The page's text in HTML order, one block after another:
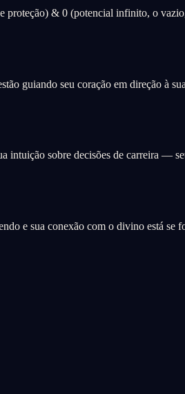
proteção) & 0 (potencial infinito, o
guiando seu coração em direção à
intuição sobre decisões de carreira —
e sua conexão com o divino está se